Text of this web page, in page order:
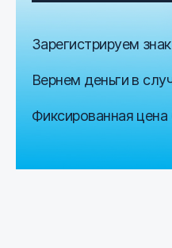
Зарегистрируем
Вернем деньги в
Фиксированная цена